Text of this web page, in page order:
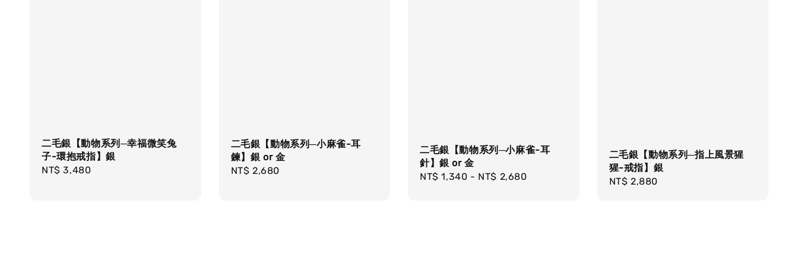
二毛銀【動物系列─幸福微笑兔
子-環抱戒指】銀
Regular
NT$ 3,480
二毛銀【動物系列─小麻雀-耳
鍊】銀 or 金
Regular
NT$ 2,680
二毛銀【動物系列─小麻雀-耳
針】銀 or 金
Regular
NT$ 1,340 - NT$ 2,680
二毛銀【動物系列─指上風景猩
猩-戒指】銀
Regular
NT$ 2,880